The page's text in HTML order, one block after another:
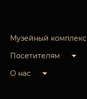
Музейный комплекс
Посетителям
О нас